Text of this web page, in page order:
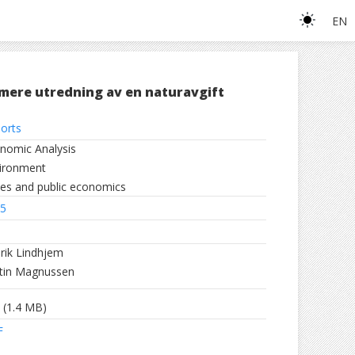
EN
utredning av en naturavgift
Analysis
and public economics
Lindhjem
Magnussen
(1.4 MB)